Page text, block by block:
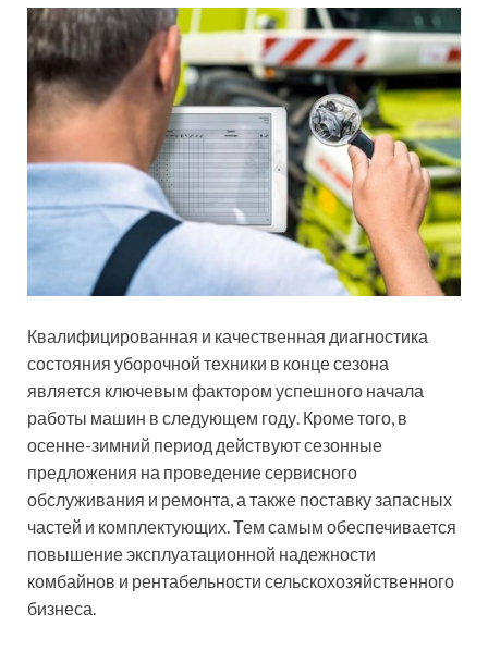
Квалифицированная и качественная диагностика
состояния уборочной техники в конце сезона
является ключевым фактором успешного начала
работы машин в следующем году. Кроме того, в
осенне-зимний период действуют сезонные
предложения на проведение сервисного
обслуживания и ремонта, а также поставку запасных
частей и комплектующих. Тем самым обеспечивается
повышение эксплуатационной надежности
комбайнов и рентабельности сельскохозяйственного
бизнеса.